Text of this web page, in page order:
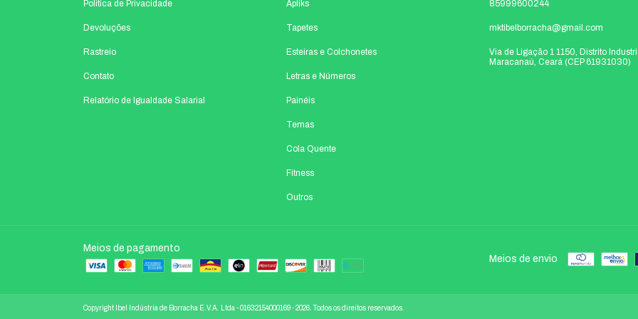
Politica de Privacidade
Devoluções
Rastreio
Contato
Relatório de Igualdade Salarial
Apliks
Tapetes
Esteiras e Colchonetes
Letras e Números
Painéis
Temas
Cola Quente
Fitness
Outros
85999600244
mktibelborracha@gmail.com
Via de Ligação 1 1150, Distrito
Maracanaú, Ceará (CEP 61931030)
Meios de pagamento
Meios de envio
Copyright Ibel Indústria de Borracha E.V.A. Ltda - 01632154000169 - 2026. Todos os direitos reservados.